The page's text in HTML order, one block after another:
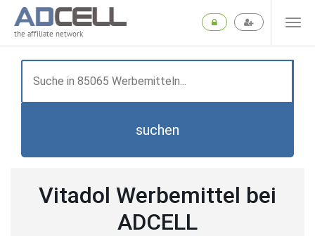
the affiliate network
suchen
Vitadol Werbemittel bei
ADCELL